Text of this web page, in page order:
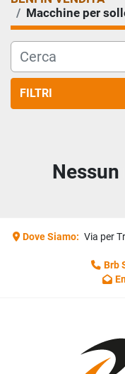
Macchine per
FILTRI
Dove Siamo: Via per
Brb